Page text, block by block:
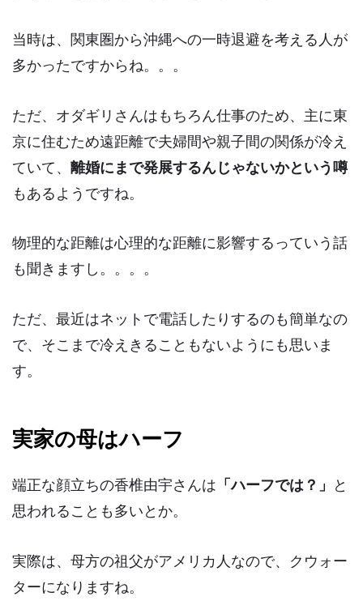
当時は、関東圏から沖縄への一時退避を考える人が
多かったですからね。。。
ただ、オダギリさんはもちろん仕事のため、主に東
京に住むため遠距離で夫婦間や親子間の関係が冷え
ていて、 離婚にまで発展するんじゃないかという噂
もあるようですね。
物理的な距離は心理的な距離に影響するっていう話
も聞きますし。。。。
ただ、最近はネットで電話したりするのも簡単なの
で、そこまで冷えきることもないようにも思いま
す。
実家の母はハーフ
端正な顔立ちの香椎由宇さんは 「ハーフでは？」 と
思われることも多いとか。
実際は、母方の祖父がアメリカ人なので、 クウォー
ターになりますね。